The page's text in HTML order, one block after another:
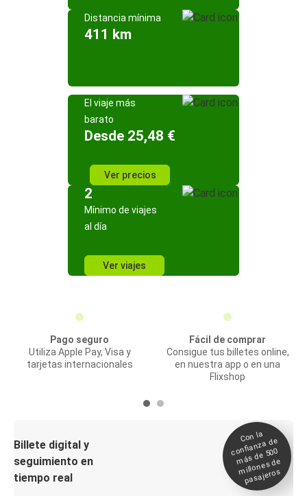
Distancia mínima
411 km
El viaje más
barato
Desde 25,48 €
Ver precios
2
Mínimo de viajes
al día
Ver viajes
Pago seguro
Utiliza Apple Pay, Visa y
tarjetas internacionales
Fácil de comprar
Consigue tus billetes online,
en nuestra app o en una
Flixshop
Billete digital y
seguimiento en
tiempo real
Con la
confianza de
más de 500
millones de
pasajeros